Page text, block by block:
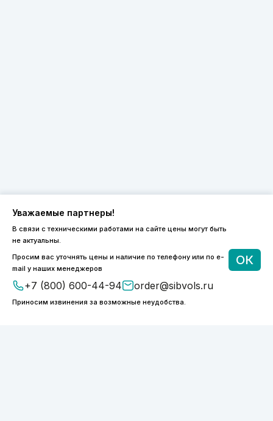
Уважаемые партнеры!
В связи с техническими работами на сайте цены могут быть
не актуальны.
Просим вас уточнять цены и наличие по телефону или по e-
mail у наших менеджеров
+7 (800) 600-44-94 order@sibvols.ru
Приносим извинения за возможные неудобства.
ОК
8 (800) 600-44-94
order@sibvols.ru
О компании
Каталог
Доставка и оплата
Контакты